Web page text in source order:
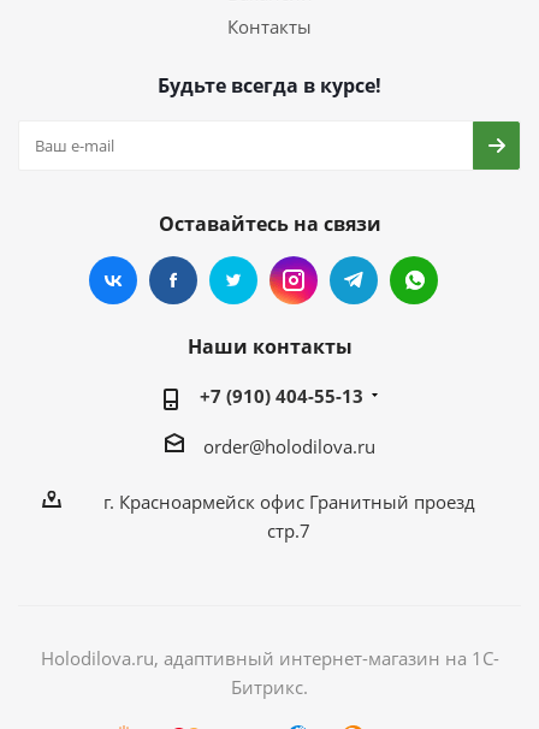
Контакты
Будьте всегда в курсе!
Оставайтесь на связи
Наши контакты
+7 (910) 404-55-13
order@holodilova.ru
г. Красноармейск офис Гранитный проезд
стр.7
Holodilova.ru, адаптивный интернет-магазин на 1С-
Битрикс.